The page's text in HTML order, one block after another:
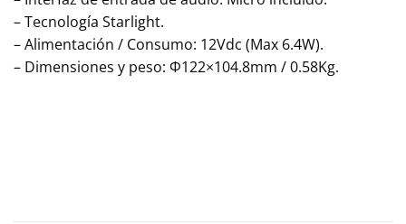
– Tecnología Starlight.
– Alimentación / Consumo: 12Vdc (Max 6.4W).
– Dimensiones y peso: Φ122×104.8mm / 0.58Kg.